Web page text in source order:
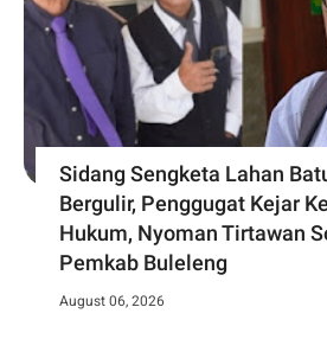
Sidang Sengketa Lahan
Bergulir, Penggugat Kejar
Hukum, Nyoman Tirtawan
Pemkab Buleleng
August 06, 2026